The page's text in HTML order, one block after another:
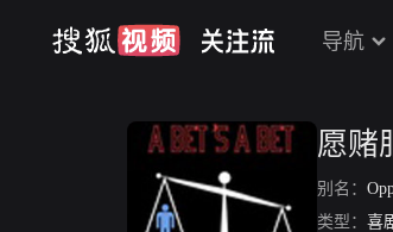
导航
愿赌
别名：
类型： 喜